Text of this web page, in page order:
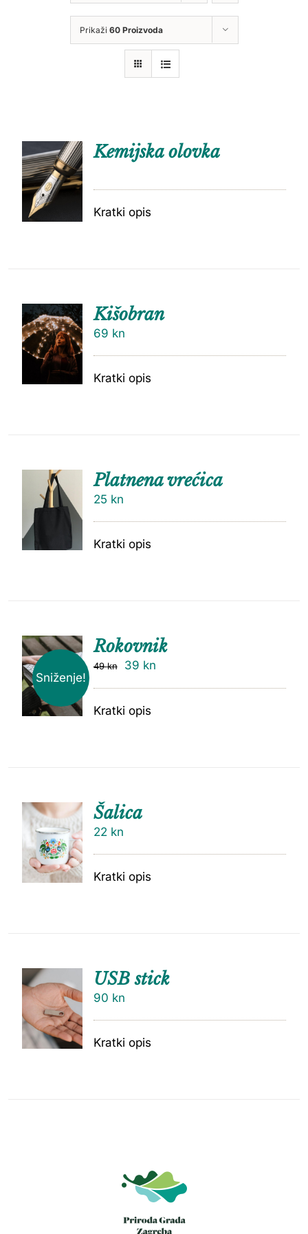
Prikaži 60 Proizvoda
Kemijska olovka
Kratki opis
DODAJ
U
KOŠARI
Kišobran
69 kn
Kratki opis
DODAJ
Platnena vrećica
25 kn
Kratki opis
Sniženje!
DODAJ
Rokovnik
49kn 39 kn
Kratki opis
DODAJ
U
KOŠARI
CU
Šalica
22 kn
Kratki opis
DODAJ
CU
USB stick
90 kn
Kratki opis